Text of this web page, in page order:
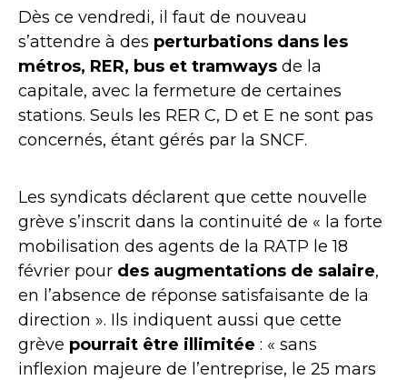
Dès ce vendredi, il faut de nouveau
s’attendre à des perturbations dans les
métros, RER, bus et tramways de la
capitale, avec la fermeture de certaines
stations. Seuls les RER C, D et E ne sont pas
concernés, étant gérés par la SNCF.
Les syndicats déclarent que cette nouvelle
grève s’inscrit dans la continuité de « la forte
mobilisation des agents de la RATP le 18
février pour des augmentations de salaire,
en l’absence de réponse satisfaisante de la
direction ». Ils indiquent aussi que cette
grève pourrait être illimitée : « sans
inflexion majeure de l’entreprise, le 25 mars